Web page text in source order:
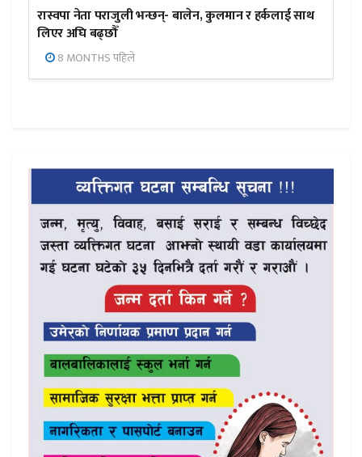
रास्वपा नेता पराजुली भन्छन्- बालेन, कुलमान र हर्कलाई साथ
लिएर अघि बढ्छौँ
8 MONTHS पहिले